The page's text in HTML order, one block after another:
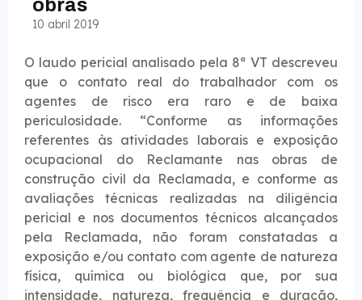
obras
10 abril 2019
O laudo pericial analisado pela 8ª VT descreveu
que o contato real do trabalhador com os
agentes de risco era raro e de baixa
periculosidade. “Conforme as informações
referentes às atividades laborais e exposição
ocupacional do Reclamante nas obras de
construção civil da Reclamada, e conforme as
avaliações técnicas realizadas na diligência
pericial e nos documentos técnicos alcançados
pela Reclamada, não foram constatadas a
exposição e/ou contato com agente de natureza
física, química ou biológica que, por sua
intensidade, natureza, frequência e duração,